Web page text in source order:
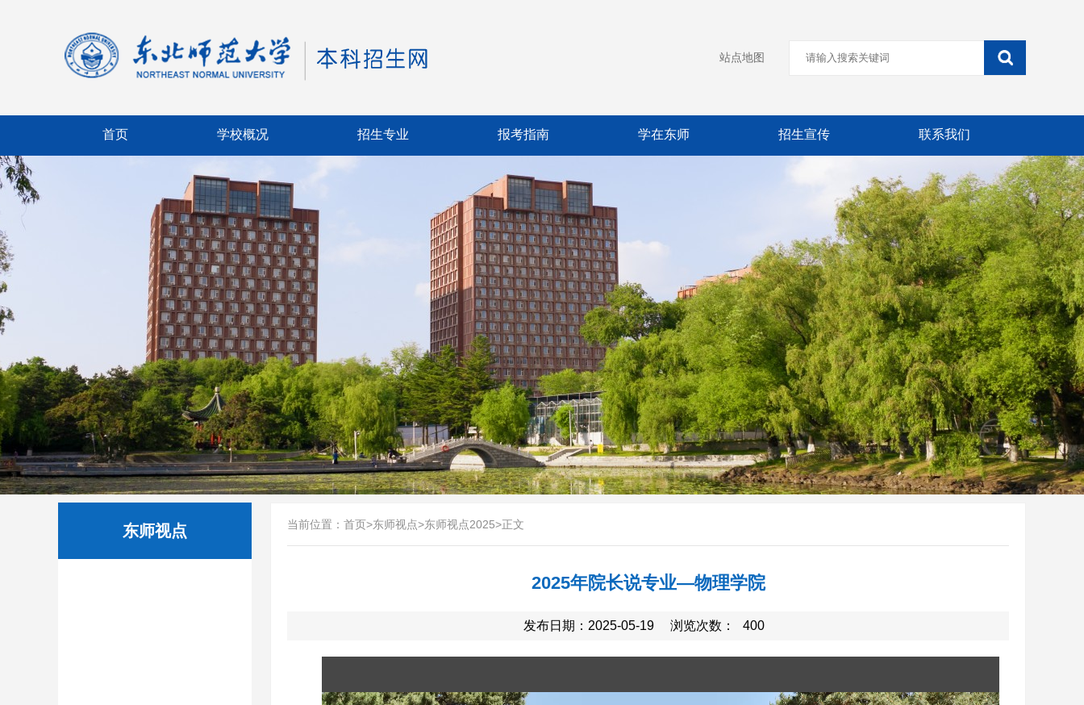
站点地图
首页 学校概况 招生专业 报考指南 学在东师 招生宣传 联系我们
东师视点 当前位置： 首页>东师视点>东师视点2025>正文
2025年院长说专业—物理学院
发布日期：2025-05-19 浏览次数： 400